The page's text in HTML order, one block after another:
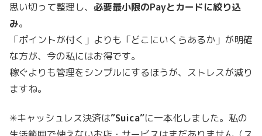
思い切って整理し、 必要最小限のPayとカードに絞り込
み。
「ポイントが付く」よりも「どこにいくらあるか」が明確
な方が、今の私にはお得です。
稼ぐよりも管理をシンプルにするほうが、ストレスが減り
ますね。
✳︎キャッシュレス決済は”Suica”に一本化しました。私の